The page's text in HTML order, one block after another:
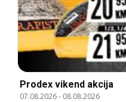
Prodex vikend akcija
07.08.2026- 08.08.2026